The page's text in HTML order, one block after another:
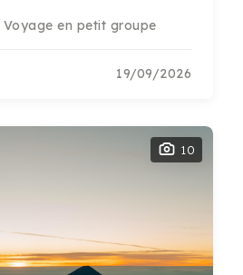
Voyage en petit groupe
19/09/2026
10